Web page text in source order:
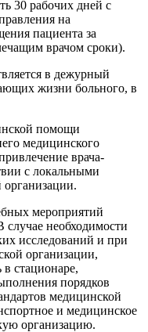
30 рабочих дней с
на
пациента за
врачом сроки).
в дежурный
жизни больного, в
помощи
медицинского
врача-
с локальными
мероприятий
случае необходимости
исследований и при
организации,
стационаре,
порядков
медицинской
и медицинское
организацию.